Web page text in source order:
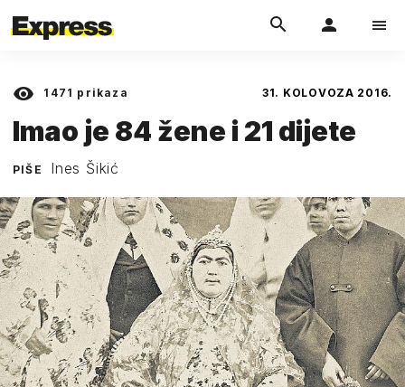
1471 prikaza 31. KOLOVOZA 2016.
Imao je 84 žene i 21 dijete
PIŠE Ines Šikić